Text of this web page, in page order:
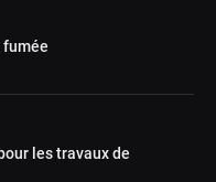
fumée
les travaux de